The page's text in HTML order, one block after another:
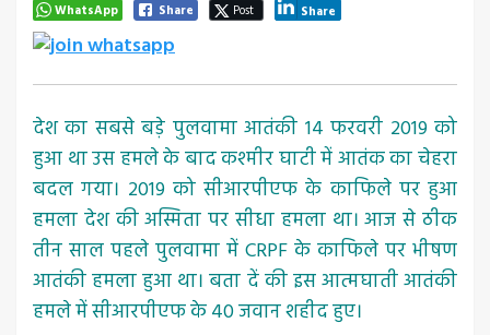
WhatsApp Share Post Share
देश का सबसे बड़े पुलवामा आतंकी 14 फरवरी 2019 को
हुआ था उस हमले के बाद कश्मीर घाटी में आतंक का चेहरा
बदल गया। 2019 को सीआरपीएफ के काफिले पर हुआ
हमला देश की अस्मिता पर सीधा हमला था। आज से ठीक
तीन साल पहले पुलवामा में CRPF के काफिले पर भीषण
आतंकी हमला हुआ था। बता दें की इस आत्मघाती आतंकी
हमले में सीआरपीएफ के 40 जवान शहीद हुए।